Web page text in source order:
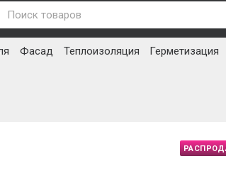
Фасад Теплоизоляция Герметизация